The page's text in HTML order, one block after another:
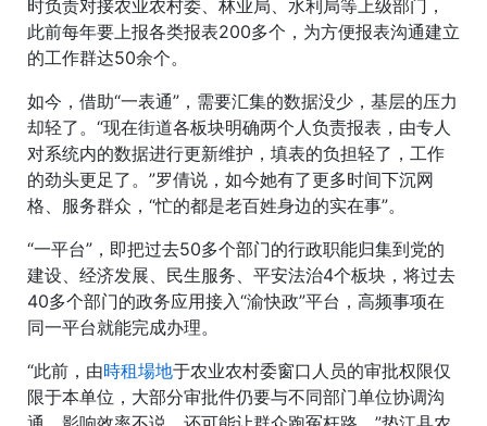
时负责对接农业农村委、林业局、水利局等上级部门，
此前每年要上报各类报表200多个，为方便报表沟通建立
的工作群达50余个。
如今，借助“一表通”，需要汇集的数据没少，基层的压力
却轻了。“现在街道各板块明确两个人负责报表，由专人
对系统内的数据进行更新维护，填表的负担轻了，工作
的劲头更足了。”罗倩说，如今她有了更多时间下沉网
格、服务群众，“忙的都是老百姓身边的实在事”。
“一平台”，即把过去50多个部门的行政职能归集到党的
建设、经济发展、民生服务、平安法治4个板块，将过去
40多个部门的政务应用接入“渝快政”平台，高频事项在
同一平台就能完成办理。
“此前，由時租場地于农业农村委窗口人员的审批权限仅
限于本单位，大部分审批件仍要与不同部门单位协调沟